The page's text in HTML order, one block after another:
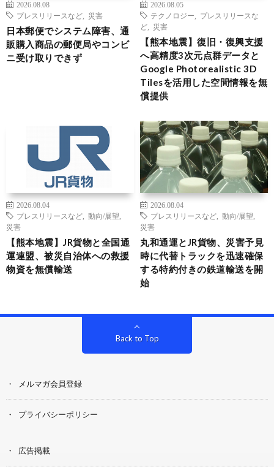
2026.08.08
プレスリリースなど
災害
日本郵便でシステム障害、通
販購入商品の郵便局やコンビ
ニ受け取りできず
2026.08.05
テクノロジー
プレスリリースな
ど
災害
【熊本地震】復旧・復興支援
へ高精度3次元点群データと
Google Photorealistic 3D
Tilesを活用した空間情報を無
償提供
2026.08.04
プレスリリースなど
動向/展望
災害
【熊本地震】JR貨物と全国通
運連盟、被災自治体への救援
物資を無償輸送
2026.08.04
プレスリリースなど
動向/展望
災害
丸和通運とJR貨物、災害予見
時に代替トラックを迅速確保
する特約付きの鉄道輸送を開
始
Back to Top
メルマガ会員登録
プライバシーポリシー
広告掲載